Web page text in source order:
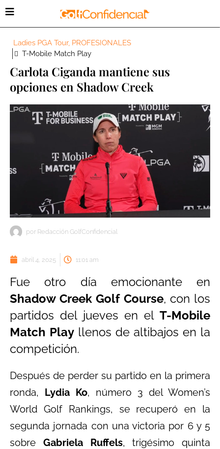
Ladies PGA Tour, PROFESIONALES
T-Mobile Match Play
Carlota Ciganda mantiene sus
opciones en Shadow Creek
por Redacción GolfConfidencial
abril 4, 2025 11:01 am
Fue otro día emocionante en
Shadow Creek Golf Course, con los
partidos del jueves en el T-Mobile
Match Play llenos de altibajos en la
competición.
Después de perder su partido en la primera
ronda, Lydia Ko, número 3 del Women’s
World Golf Rankings, se recuperó en la
segunda jornada con una victoria por 6 y 5
sobre Gabriela Ruffels, trigésimo quinta